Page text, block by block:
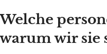
Welche
warum wir sie